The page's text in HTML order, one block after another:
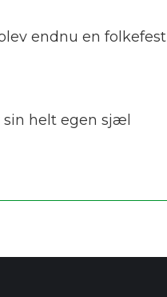
endnu en folkefest
helt egen sjæl